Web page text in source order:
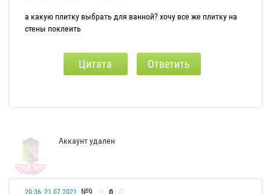
а какую плитку выбрать для ванной? хочу все же плитку на
стены поклеить
Цитата Ответить
Аккаунт удален
20:36, 21.07.2021 №9